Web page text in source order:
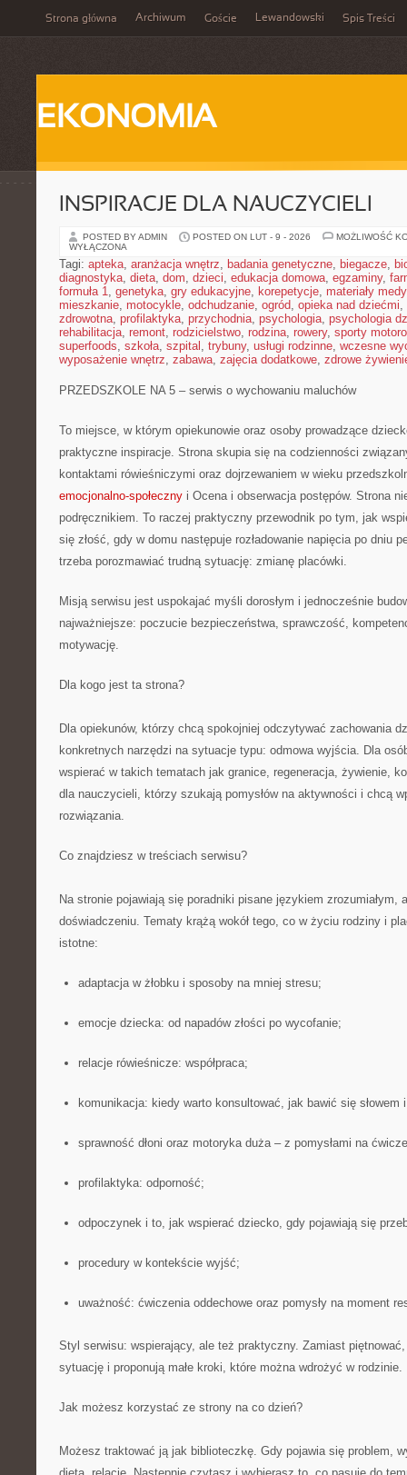
Strona główna Archiwum Goście Lewandowski Spis Treści
EKONOMIA
INSPIRACJE DLA NAUCZYCIELI
POSTED BY ADMIN POSTED ON LUT - 9 - 2026
MOŻLIWOŚĆ
WYŁĄCZONA
Tagi: apteka, aranżacja wnętrz, badania genetyczne, biegacze,
diagnostyka, dieta, dom, dzieci, edukacja domowa, egzaminy,
formuła 1, genetyka, gry edukacyjne, korepetycje, materiały
mieszkanie, motocykle, odchudzanie, ogród, opieka nad dziećmi,
zdrowotna, profilaktyka, przychodnia, psychologia, psychologia
rehabilitacja, remont, rodzicielstwo, rodzina, rowery, sporty
superfoods, szkoła, szpital , trybuny, usługi rodzinne, wczesne
wyposażenie wnętrz, zabawa, zajęcia dodatkowe, zdrowe
PRZEDSZKOLE NA 5 – serwis o wychowaniu maluchów
To miejsce, w którym opiekunowie oraz osoby prowadzące
praktyczne inspiracje. Strona skupia się na codzienności
kontaktami rówieśniczymi oraz dojrzewaniem w wieku
emocjonalno-społeczny i Ocena i obserwacja postępów. Strona
podręcznikiem. To raczej praktyczny przewodnik po tym, jak
się złość, gdy w domu następuje rozładowanie napięcia po dniu
trzeba porozmawiać trudną sytuację: zmianę placówki.
Misją serwisu jest uspokajać myśli dorosłym i jednocześnie
najważniejsze: poczucie bezpieczeństwa, sprawczość,
motywację.
Dla kogo jest ta strona?
Dla opiekunów, którzy chcą spokojniej odczytywać zachowania
konkretnych narzędzi na sytuacje typu: odmowa wyjścia. Dla
wspierać w takich tematach jak granice, regeneracja, żywienie,
dla nauczycieli, którzy szukają pomysłów na aktywności i chcą
rozwiązania.
Co znajdziesz w treściach serwisu?
Na stronie pojawiają się poradniki pisane językiem zrozumiałym,
doświadczeniu. Tematy krążą wokół tego, co w życiu rodziny i
istotne:
adaptacja w żłobku i sposoby na mniej stresu;
emocje dziecka: od napadów złości po wycofanie;
relacje rówieśnicze: współpraca;
komunikacja: kiedy warto konsultować, jak bawić się słowem
sprawność dłoni oraz motoryka duża – z pomysłami na
profilaktyka: odporność;
odpoczynek i to, jak wspierać dziecko, gdy pojawiają się
procedury w kontekście wyjść;
uważność: ćwiczenia oddechowe oraz pomysły na moment
Styl serwisu: wspierający, ale też praktyczny. Zamiast
sytuację i proponują małe kroki, które można wdrożyć w rodzinie.
Jak możesz korzystać ze strony na co dzień?
Możesz traktować ją jak biblioteczkę. Gdy pojawia się problem,